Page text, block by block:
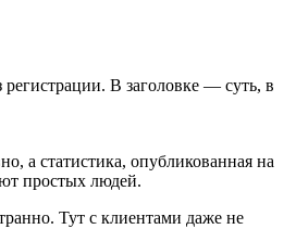
регистрации. В заголовке — суть, в
а статистика, опубликованная на
простых людей.
Тут с клиентами даже не